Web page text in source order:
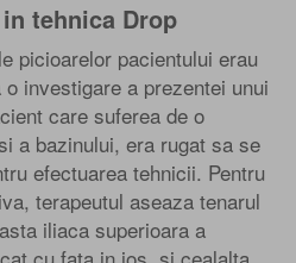
tehnica Drop
picioarelor pacientului erau
investigare a prezentei unui
care suferea de o
a bazinului, era rugat sa se
efectuarea tehnicii. Pentru
terapeutul aseaza tenarul
iliaca superioara a